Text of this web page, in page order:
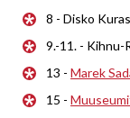
8 - Disko
9.-11. - Kihnu-
13 - Marek
15 -